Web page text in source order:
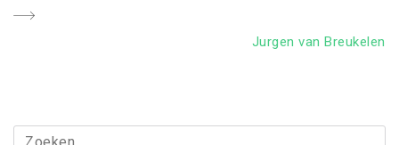
Next
Jurgen van Breukelen
Zoeken